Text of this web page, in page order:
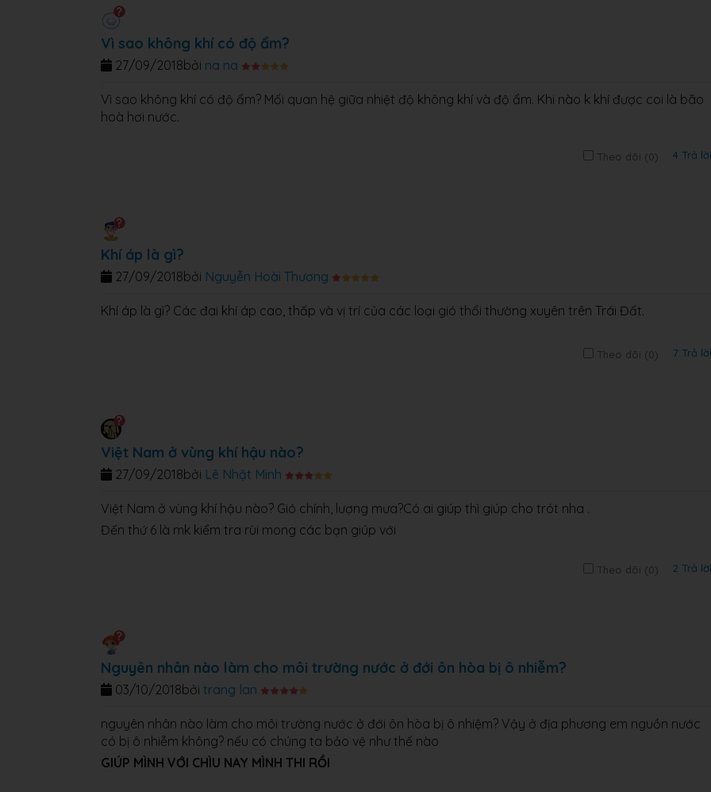
Vì sao không khí có độ ẩm?
bởi na na
27/09/2018
Vì sao không khí có độ ẩm? Mối quan hệ giữa nhiệt độ không khí và độ ẩm. Khi nào k khí được coi là bão
hoà hơi nước.
Theo dõi (0) 4 Trả lời
Khí áp là gì?
bởi Nguyễn Hoài Thương
27/09/2018
Khí áp là gì? Các đai khí áp cao, thấp và vị trí của các loại gió thổi thường xuyên trên Trái Đất.
Theo dõi (0) 7 Trả lời
Việt Nam ở vùng khí hậu nào?
bởi Lê Nhật Minh
27/09/2018
Việt Nam ở vùng khí hậu nào? Gió chính, lượng mưa?Có ai giúp thì giúp cho trót nha .
Đến thứ 6 là mk kiểm tra rùi mong các bạn giúp với
Theo dõi (0) 2 Trả lời
Nguyên nhân nào làm cho môi trường nước ở đới ôn hòa bị ô nhiễm?
bởi trang lan
03/10/2018
nguyên nhân nào làm cho môi trường nước ở đới ôn hòa bị ô nhiệm? Vậy ở địa phương em nguồn nước
có bị ô nhiễm không? nếu có chúng ta bảo vệ như thế nào​
GIÚP MÌNH VỚI CHÌU NAY MÌNH THI RỒI